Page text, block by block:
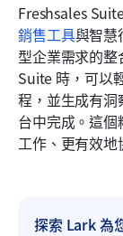
Freshsales
銷售工具與智
型企業需求的
Suite 時，可以
程，並生成有
台中完成。這
工作、更有效
探索 Lark 為